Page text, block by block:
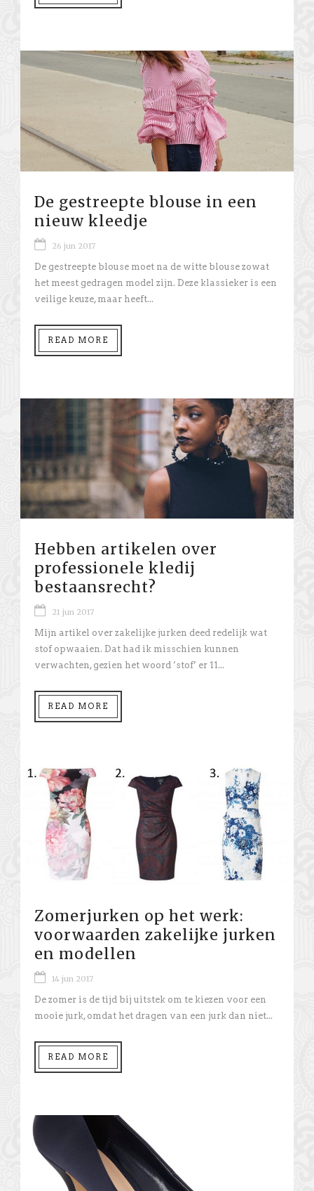
De gestreepte blouse in een
nieuw kleedje
26 jun 2017
De gestreepte blouse moet na de witte blouse zowat
het meest gedragen model zijn. Deze klassieker is een
veilige keuze, maar heeft...
READ MORE
Hebben artikelen over
professionele kledij
bestaansrecht?
21 jun 2017
Mijn artikel over zakelijke jurken deed redelijk wat
stof opwaaien. Dat had ik misschien kunnen
verwachten, gezien het woord ‘stof’ er 11...
READ MORE
Zomerjurken op het werk:
voorwaarden zakelijke jurken
en modellen
14 jun 2017
De zomer is de tijd bij uitstek om te kiezen voor een
mooie jurk, omdat het dragen van een jurk dan niet...
READ MORE